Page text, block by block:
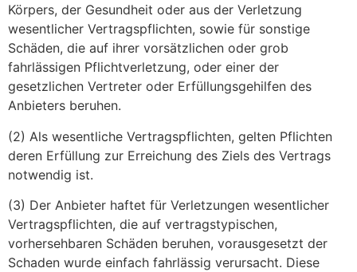
Körpers, der Gesundheit oder aus der Verletzung
wesentlicher Vertragspflichten, sowie für sonstige
Schäden, die auf ihrer vorsätzlichen oder grob
fahrlässigen Pflichtverletzung, oder einer der
gesetzlichen Vertreter oder Erfüllungsgehilfen des
Anbieters beruhen.
(2) Als wesentliche Vertragspflichten, gelten Pflichten
deren Erfüllung zur Erreichung des Ziels des Vertrags
notwendig ist.
(3) Der Anbieter haftet für Verletzungen wesentlicher
Vertragspflichten, die auf vertragstypischen,
vorhersehbaren Schäden beruhen, vorausgesetzt der
Schaden wurde einfach fahrlässig verursacht. Diese